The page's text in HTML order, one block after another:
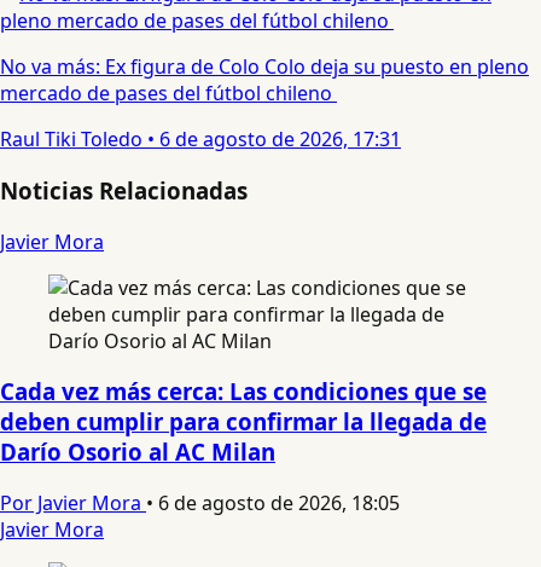
No va más: Ex figura de Colo Colo deja su puesto en pleno
mercado de pases del fútbol chileno
Raul Tiki Toledo • 6 de agosto de 2026, 17:31
Noticias Relacionadas
Javier Mora
Cada vez más cerca: Las condiciones que se
deben cumplir para confirmar la llegada de
Darío Osorio al AC Milan
Por Javier Mora • 6 de agosto de 2026, 18:05
Javier Mora